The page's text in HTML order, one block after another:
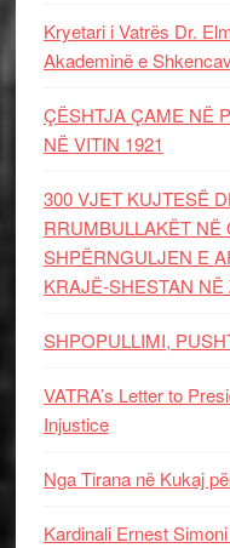
Kryetari i Vatrës Dr.
Akademinë e
ÇËSHTJA ÇAME NË
NË VITIN 1921
300 VJET KUJTESË
RRUMBULLAKËT
SHPËRNGULJEN E
KRAJË-SHESTAN
SHPOPULLIMI,
VATRA’s Letter to
Injustice
Nga Tirana në Kukaj
Kardinali Ernest